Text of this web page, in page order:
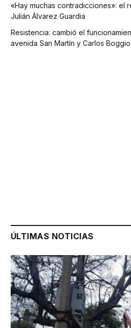
«Hay muchas contradicciones»: el
Julián Álvarez Guardia
Resistencia: cambió el
avenida San Martín y Carlos Boggio
ÚLTIMAS NOTICIAS